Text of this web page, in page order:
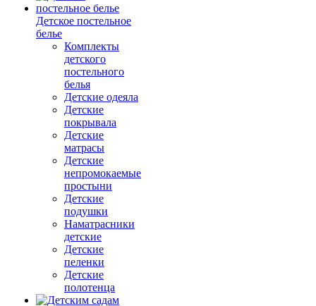
Детское постельное
белье
Комплекты
детского
постельного
белья
Детские одеяла
Детские
покрывала
Детские
матрасы
Детские
непромокаемые
простыни
Детские
подушки
Наматрасники
детские
Детские
пеленки
Детские
полотенца